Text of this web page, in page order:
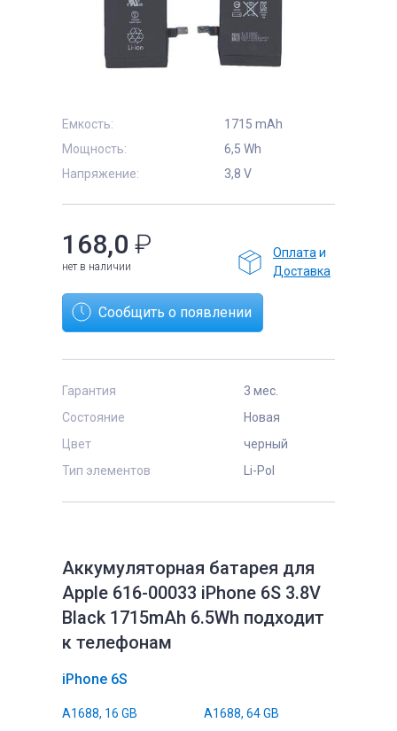
Емкость:
1715 mAh
Мощность:
6,5 Wh
Напряжение:
3,8 V
168,0 ₽
нет в наличии
Сообщить о появлении
Оплата и
Доставка
Гарантия
3 мес.
Состояние
Новая
Цвет
черный
Тип элементов
Li-Pol
Аккумуляторная батарея для
Apple 616-00033 iPhone 6S 3.8V
Black 1715mAh 6.5Wh подходит
к телефонам
iPhone 6S
A1688, 16 GB
A1688, 64 GB